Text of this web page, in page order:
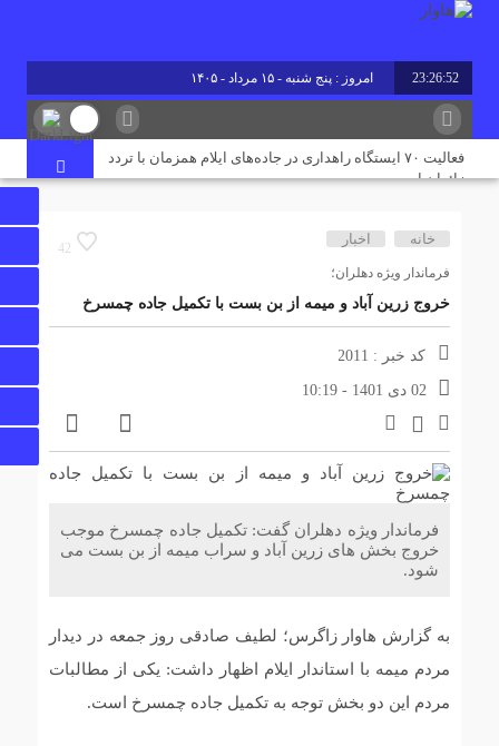
23:26:52 امروز : پنج شنبه - ۱۵ مرداد - ۱۴۰۵
فعالیت ۷۰ ایستگاه راهداری در جاده‌های ایلام همزمان با تردد
زائران اربعین
پروژه آبرسانی به پایانه مرزی چیلات دهلران با حضور قائم‌مقام
وزیر کشور افتتاح شد
رقابت ۴ هزار ۹۸۵ داوطلب ایلامی در آزمون کارشناسی ارشد
پایان تنش آبی در مسکن مهر دهلران؛ ۳ هزار نفر از آب شرب
دهلران به اتمام رسید
مرگ دومین مادر ایلامی در یک ماه آیا نظام سلامت هزینه
فرزند آوری را از جان مادران میگیرد؟
42
خانه اخبار
فرماندار ویژه دهلران؛
خروج زرین آباد و میمه از بن بست با تکمیل جاده چمسرخ
کد خبر : 2011
02 دی 1401 - 10:19
فرماندار ویژه دهلران گفت: تکمیل جاده چمسرخ موجب
خروج بخش های زرین آباد و سراب میمه از بن بست می
شود.
به گزارش هاوار زاگرس؛ لطیف صادقی روز جمعه در دیدار
مردم میمه با استاندار ایلام اظهار داشت: یکی از مطالبات
مردم این دو بخش توجه به تکمیل جاده چمسرخ است.